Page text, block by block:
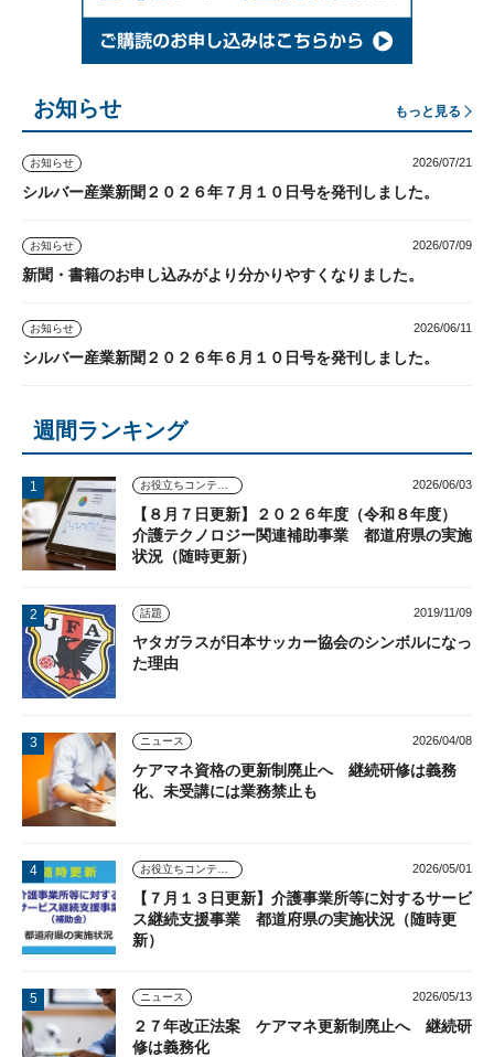
お知らせ もっと見る
お知らせ 2026/07/21
シルバー産業新聞２０２６年７月１０日号を発刊しました。
お知らせ 2026/07/09
新聞・書籍のお申し込みがより分かりやすくなりました。
お知らせ 2026/06/11
シルバー産業新聞２０２６年６月１０日号を発刊しました。
週間ランキング
2026/06/03
【８月７日更新】２０２６年度（令和８年度）
介護テクノロジー関連補助事業 都道府県の実施
状況（随時更新）
話題 2019/11/09
ヤタガラスが日本サッカー協会のシンボルになっ
た理由
ニュース 2026/04/08
ケアマネ資格の更新制廃止へ 継続研修は義務
化、未受講には業務禁止も
2026/05/01
【７月１３日更新】介護事業所等に対するサービ
ス継続支援事業 都道府県の実施状況（随時更
新）
ニュース 2026/05/13
２７年改正法案 ケアマネ更新制廃止へ 継続研
修は義務化